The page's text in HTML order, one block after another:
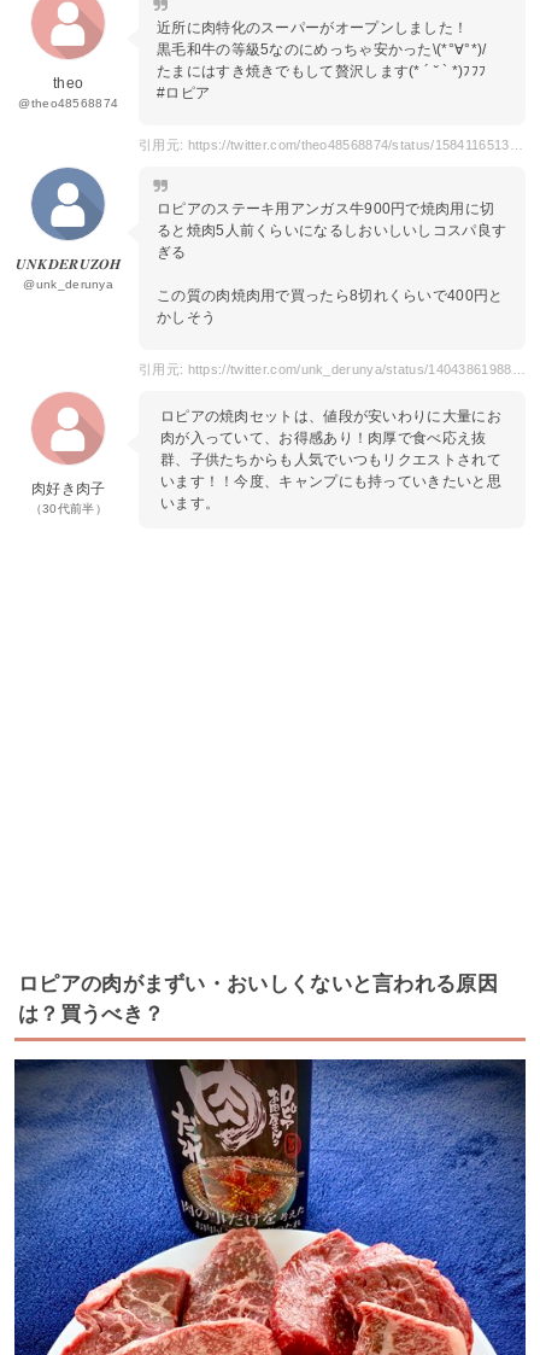
theo
@theo48568874
近所に肉特化のスーパーがオープンしました！
黒毛和牛の等級5なのにめっちゃ安かった\(*°∀°*)/
たまにはすき焼きでもして贅沢します(* ´ ˘ ` *)ﾌﾌﾌ
#ロピア
𝑼𝑵𝑲𝑫𝑬𝑹𝑼𝒁𝑶𝑯
@unk_derunya
ロピアのステーキ用アンガス牛900円で焼肉用に切
ると焼肉5人前くらいになるしおいしいしコスパ良す
ぎる
この質の肉焼肉用で買ったら8切れくらいで400円と
かしそう
肉好き肉子
（30代前半）
ロピアの焼肉セットは、値段が安いわりに大量にお
肉が入っていて、お得感あり！肉厚で食べ応え抜
群、子供たちからも人気でいつもリクエストされて
います！！今度、キャンプにも持っていきたいと思
います。
ロピアの肉がまずい・おいしくないと言われる原因
は？買うべき？